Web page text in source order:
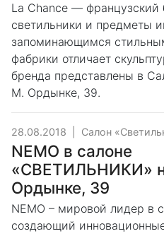
La Chance —
светильники и предметы
запоминающимся
фабрики отличает
бренда представлены в
М. Ордынке, 39.
28.08.2018 Салон
NEMO в салоне
«СВЕТИЛЬНИКИ»
Ордынке, 39
NEMO – мировой лидер в
создающий